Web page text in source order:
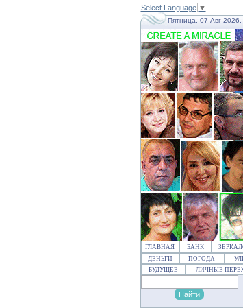
Select Language ▼
Пятница, 07 Авг 2026,
ГЛАВНАЯ БАНК
ДЕНЬГИ
ПОГОДА
БУДУЩЕЕ
ЛИЧНЫЕ